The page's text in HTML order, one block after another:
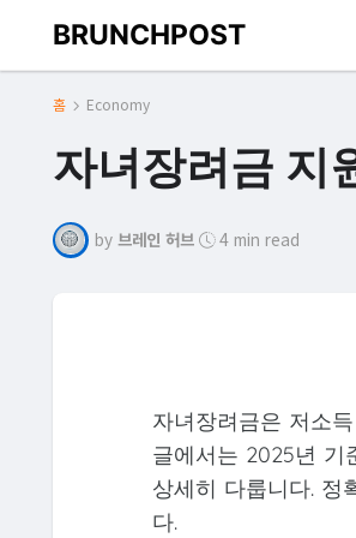
BRUNCHPOST
홈 Economy
자녀장려금 지
by 브레인 허브 4 min read
자녀장려금은 저소
글에서는 2025년 기
상세히 다룹니다. 정
다.